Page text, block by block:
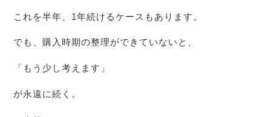
これを半年、1年続けるケースもあります。
でも、購入時期の整理ができていないと、
「もう少し考えます」
が永遠に続く。